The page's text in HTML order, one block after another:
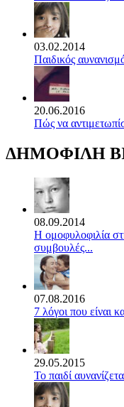
03.02.2014
Παιδικός
20.06.2016
Πώς να
ΔΗΜΟΦΙΛΗ
08.09.2014
Η ομοφυλοφιλία
συμβουλές...
07.08.2016
7 λόγοι που είναι
29.05.2015
Το παιδί